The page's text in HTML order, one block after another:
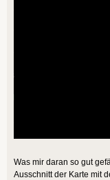
Was mir daran so gut
Ausschnitt der Karte mit